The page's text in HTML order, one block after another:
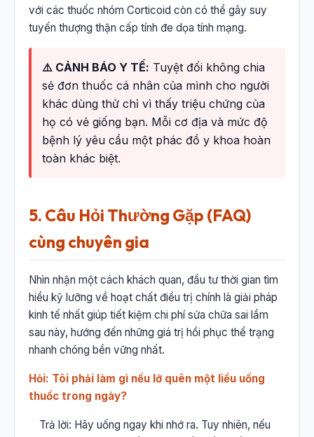
với các thuốc nhóm Corticoid còn có thể gây suy
tuyến thượng thận cấp tính đe dọa tính mạng.
⚠️ CẢNH BÁO Y TẾ: Tuyệt đối không chia
sẻ đơn thuốc cá nhân của mình cho người
khác dùng thử chỉ vì thấy triệu chứng của
họ có vẻ giống bạn. Mỗi cơ địa và mức độ
bệnh lý yêu cầu một phác đồ y khoa hoàn
toàn khác biệt.
5. Câu Hỏi Thường Gặp (FAQ)
cùng chuyên gia
Nhìn nhận một cách khách quan, đầu tư thời gian tìm
hiểu kỹ lưỡng về hoạt chất điều trị chính là giải pháp
kinh tế nhất giúp tiết kiệm chi phí sửa chữa sai lầm
sau này, hướng đến những giá trị hồi phục thể trạng
nhanh chóng bền vững nhất.
Hỏi: Tôi phải làm gì nếu lỡ quên một liều uống
thuốc trong ngày?
Trả lời: Hãy uống ngay khi nhớ ra. Tuy nhiên, nếu